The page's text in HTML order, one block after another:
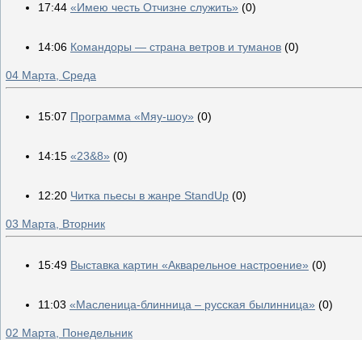
17:44 «Имею честь Отчизне служить» (0)
14:06 Командоры — страна ветров и туманов (0)
04 Марта, Среда
15:07 Программа «Мяу-шоу» (0)
14:15 «23&8» (0)
12:20 Читка пьесы в жанре StandUp (0)
03 Марта, Вторник
15:49 Выставка картин «Акварельное настроение» (0)
11:03 «Масленица-блинница – русская былинница» (0)
02 Марта, Понедельник